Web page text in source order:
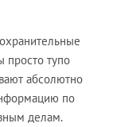
просто тупо
абсолютно
по
делам.